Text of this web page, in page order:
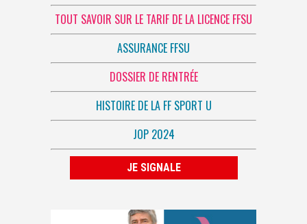
TOUT SAVOIR SUR LE TARIF DE LA LICENCE FFSU
ASSURANCE FFSU
DOSSIER DE RENTRÉE
HISTOIRE DE LA FF SPORT U
JOP 2024
JE SIGNALE